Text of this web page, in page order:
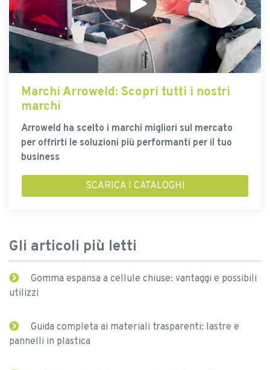
Marchi Arroweld: Scopri tutti i nostri
marchi
Arroweld ha scelto i marchi migliori sul mercato
per offrirti le soluzioni più performanti per il tuo
business
SCARICA I CATALOGHI
Gli articoli più letti
Gomma espansa a cellule chiuse: vantaggi e possibili
utilizzi
Guida completa ai materiali trasparenti: lastre e
pannelli in plastica